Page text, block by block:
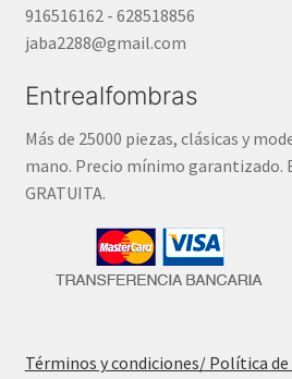
916516162 - 628518856
jaba2288@gmail.com
Entrealfombras
Más de 25000 piezas, clásicas y
mano. Precio mínimo garantizado.
GRATUITA.
Términos y condiciones/ Política de